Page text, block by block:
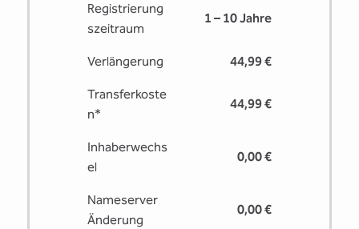
Registrierung
s­zeitraum
1 – 10 Jahre
Verlängerung 44,99 €
Transferkoste
n*
44,99 €
Inhaberwechs
el
0,00 €
Nameserver
Änderung
0,00 €